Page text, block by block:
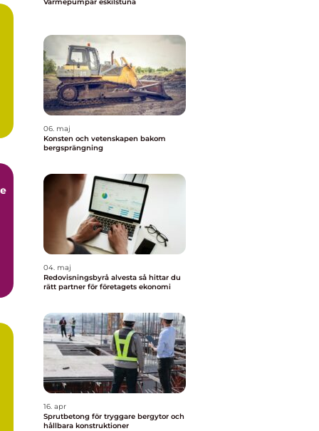
06. maj
Konsten och vetenskapen bakom
bergsprängning
04. maj
Redovisningsbyrå alvesta så hittar du
rätt partner för företagets ekonomi
16. apr
Sprutbetong för tryggare bergytor och
hållbara konstruktioner